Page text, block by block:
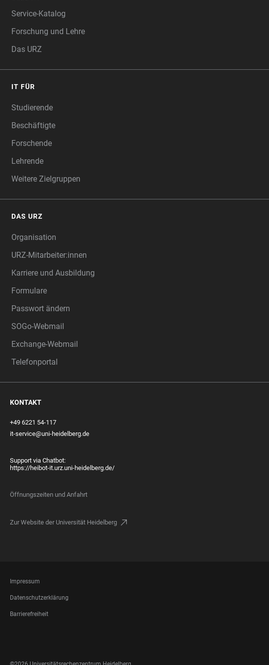
Service-Katalog
Forschung und Lehre
Das URZ
IT FÜR
Studierende
Beschäftigte
Forschende
Lehrende
Weitere Zielgruppen
DAS URZ
Organisation
URZ-Mitarbeiter:innen
Karriere und Ausbildung
Formulare
Passwort ändern
SOGo-Webmail
Exchange-Webmail
Telefonportal
KONTAKT
+49 6221 54-117
it-service@uni-heidelberg.de
Support via Chatbot:
https://heibot-it.urz.uni-heidelberg.de/
Öffnungszeiten und Anfahrt
Zur Website der Universität Heidelberg
FOOTER
LEGAL
Impressum
Datenschutzerklärung
Barrierefreiheit
MEDIA